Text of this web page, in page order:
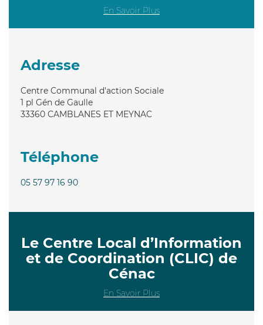
En Savoir Plus
Adresse
Centre Communal d'action Sociale
1 pl Gén de Gaulle
33360 CAMBLANES ET MEYNAC
Téléphone
05 57 97 16 90
Le Centre Local d’Information
et de Coordination (CLIC) de
Cénac
En Savoir Plus